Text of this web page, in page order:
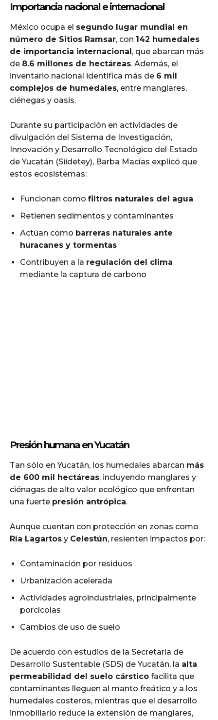
Importancia nacional e internacional
México ocupa el segundo lugar mundial en
número de Sitios Ramsar, con 142 humedales
de importancia internacional, que abarcan más
de 8.6 millones de hectáreas. Además, el
inventario nacional identifica más de 6 mil
complejos de humedales, entre manglares,
ciénegas y oasis.
Durante su participación en actividades de
divulgación del Sistema de Investigación,
Innovación y Desarrollo Tecnológico del Estado
de Yucatán (Siidetey), Barba Macías explicó que
estos ecosistemas:
Funcionan como filtros naturales del agua
Retienen sedimentos y contaminantes
Actúan como barreras naturales ante
huracanes y tormentas
Contribuyen a la regulación del clima
mediante la captura de carbono
Presión humana en Yucatán
Tan sólo en Yucatán, los humedales abarcan más
de 600 mil hectáreas, incluyendo manglares y
ciénagas de alto valor ecológico que enfrentan
una fuerte presión antrópica.
Aunque cuentan con protección en zonas como
Ría Lagartos y Celestún, resienten impactos por:
Contaminación por residuos
Urbanización acelerada
Actividades agroindustriales, principalmente
porcícolas
Cambios de uso de suelo
De acuerdo con estudios de la Secretaría de
Desarrollo Sustentable (SDS) de Yucatán, la alta
permeabilidad del suelo cárstico facilita que
contaminantes lleguen al manto freático y a los
humedales costeros, mientras que el desarrollo
inmobiliario reduce la extensión de manglares,